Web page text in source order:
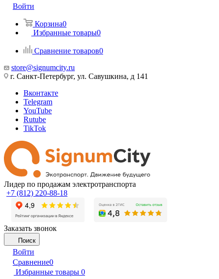
Войти
Корзина0
Избранные товары0
Сравнение товаров0
store@signumcity.ru
г. Санкт-Петербург, ул. Савушкина, д 141
Вконтакте
Telegram
YouTube
Rutube
TikTok
Лидер по продажам электротранспорта
+7 (812) 220-88-18
Заказать звонок
Поиск
Войти
Сравнение0
Избранные товары 0